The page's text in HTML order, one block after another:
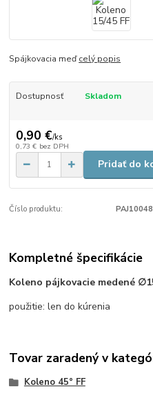
Spájkovacia meďcelý popis
Dostupnosť Skladom
0,90 €/ks
0,73 € bez DPH
Pridať do
Číslo produktu:
Kompletné špecifikácie
Koleno pájkovacie medené
použitie: len do kúrenia
Tovar zaradený v
Koleno 45° FF